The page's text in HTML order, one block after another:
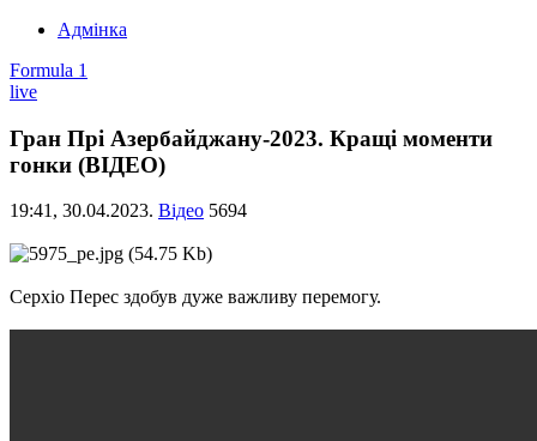
Адмінка
Formula 1
live
Гран Прі Азербайджану-2023. Кращі моменти
гонки (ВІДЕО)
19:41, 30.04.2023. Відео 5694
Серхіо Перес здобув дуже важливу перемогу.